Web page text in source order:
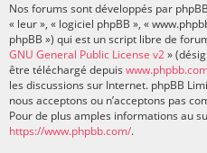
Nos forums sont développés par
« leur », « logiciel phpBB », «
phpBB ») qui est un script libre de
GNU General Public License v2»
être téléchargé depuis
les discussions sur Internet. phpBB
nous acceptons ou n’acceptons pas
Pour de plus amples informations au
https://www.phpbb.com/.